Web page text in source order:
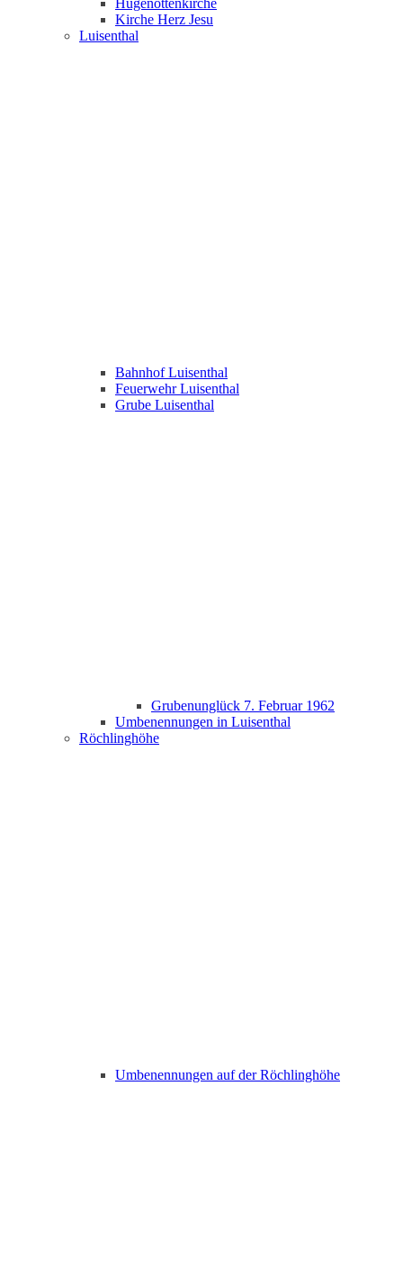
Hugenottenkirche
Kirche Herz Jesu
Luisenthal
Bahnhof Luisenthal
Feuerwehr Luisenthal
Grube Luisenthal
Grubenunglück 7. Februar 1962
Umbenennungen in Luisenthal
Röchlinghöhe
Umbenennungen auf der Röchlinghöhe